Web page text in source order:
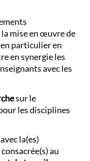
la mise en œuvre de
particulier en
en synergie les
avec les
sur le
les disciplines
la(es)
au